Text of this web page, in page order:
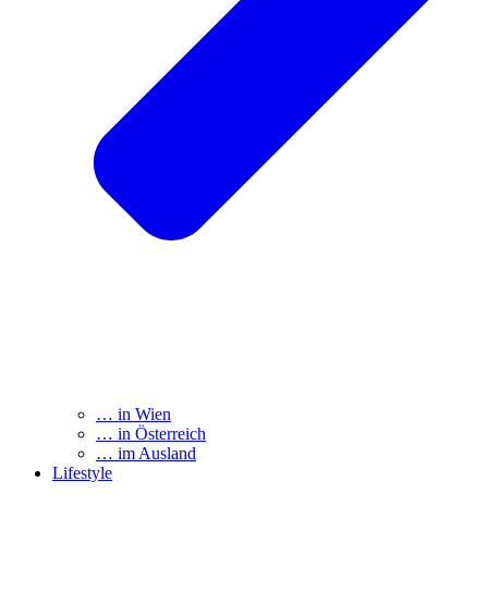
… in Wien
… in Österreich
… im Ausland
Lifestyle